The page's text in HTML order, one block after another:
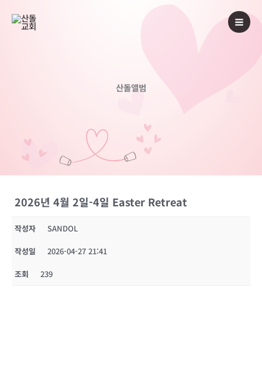
산돌앨범
2026년 4월 2일-4일 Easter Retreat
작성자 SANDOL
작성일 2026-04-27 21:41
조회 239